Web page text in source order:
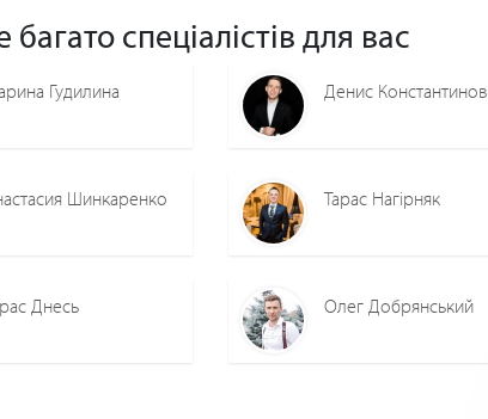
спеціалістів для вас
Гудилина Денис Константинов
Шинкаренко Тарас Нагірняк
Днесь Олег Добрянський